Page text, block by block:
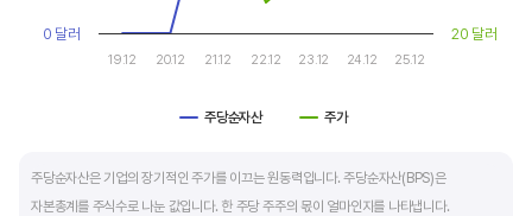
주당순자산 주가
19.12 20.12 21.12 22.12 23.12 24.12 25.12
0 달러 20 달러
주당순자산은 기업의 장기적인 주가를 이끄는 원동력입니다. 주당순자산(BPS)은
자본총계를 주식수로 나눈 값입니다. 한 주당 주주의 몫이 얼마인지를 나타냅니다.